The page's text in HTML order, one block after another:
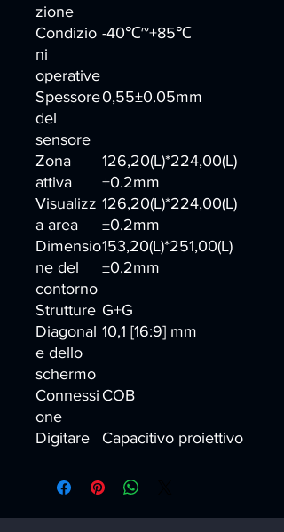
zione
Condizio
ni
operative
-40℃~+85℃
Spessore
del
sensore
0,55±0.05mm
Zona
attiva
126,20(L)*224,00(L)
±0.2mm
Visualizz
a area
126,20(L)*224,00(L)
±0.2mm
Dimensio
ne del
contorno
153,20(L)*251,00(L)
±0.2mm
Strutture G+G
Diagonal
e dello
schermo
10,1 [16:9] mm
Connessi
one
COB
Digitare Capacitivo proiettivo